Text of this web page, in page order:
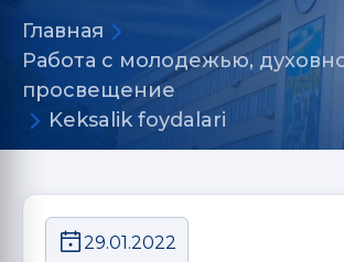
Главная
Работа с молодежью,
просвещение
Keksalik foydalari
29.01.2022